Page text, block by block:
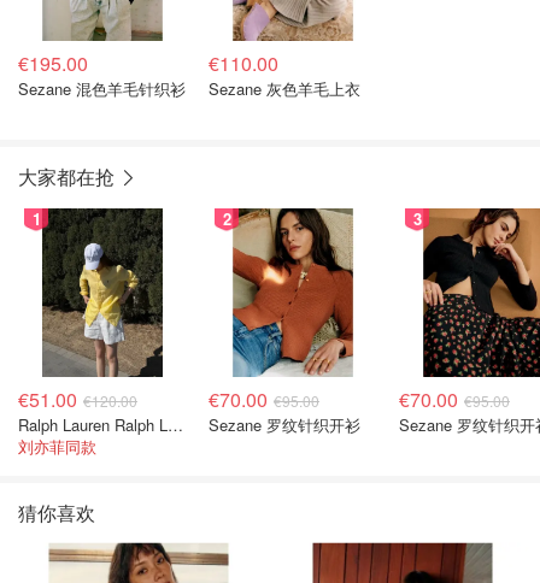
€195.00
Sezane 混色羊毛针织衫
€110.00
Sezane 灰色羊毛上衣
大家都在抢
1
€51.00 €120.00
Ralph Lauren Ralph Lauren 男童亚麻衬衫
刘亦菲同款
2
€70.00 €95.00
Sezane 罗纹针织开衫
3
€70.00 €95.00
Sezane 罗纹针织开
猜你喜欢